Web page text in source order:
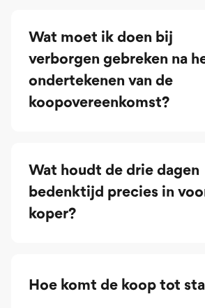
Wat moet ik doen bij
verborgen gebreken na
ondertekenen van de
koopovereenkomst?
Wat houdt de drie dagen
bedenktijd precies in
koper?
Hoe komt de koop tot